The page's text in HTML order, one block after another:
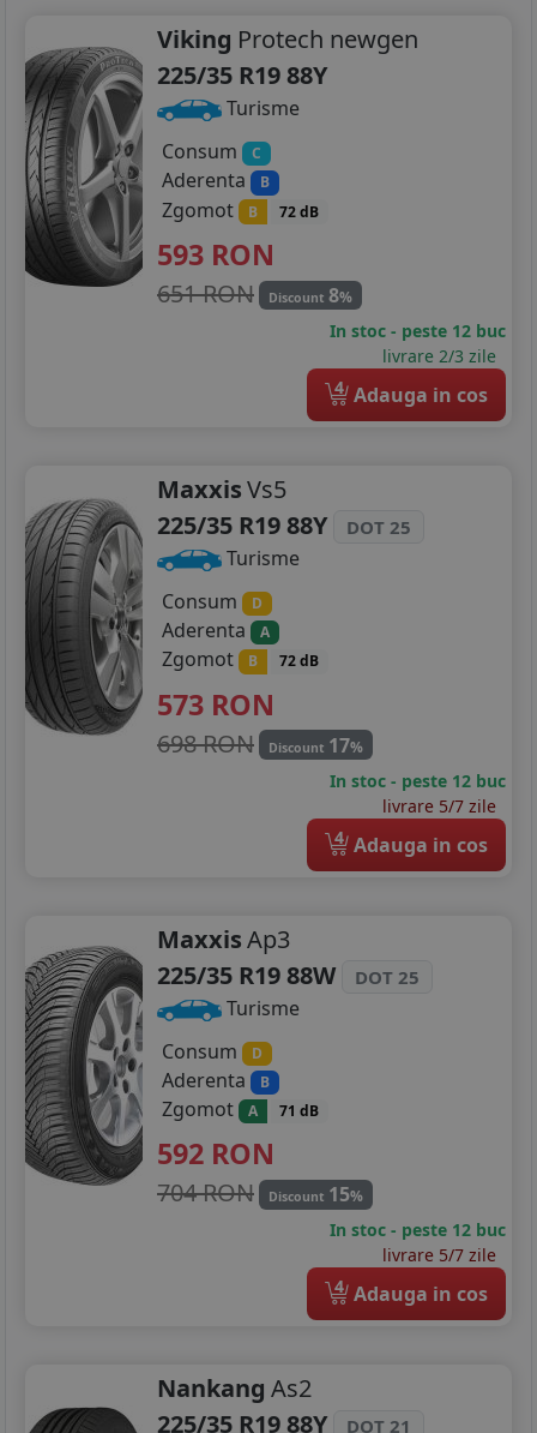
Viking Protech newgen
225/35 R19 88Y
Turisme
Consum
C
Aderenta B
Zgomot B 72 dB
593 RON
651 RON Discount 8%
In stoc - peste 12 buc
livrare 2/3 zile
4 Adauga in cos
MaxxisVs5
225/35 R19 88Y
DOT 25
Turisme
Consum
D
Aderenta A
Zgomot B 72 dB
573 RON
698 RON Discount 17%
In stoc - peste 12 buc
livrare 5/7 zile
4 Adauga in cos
MaxxisAp3
225/35 R19 88W
DOT 25
Turisme
Consum
D
Aderenta B
Zgomot A 71 dB
592 RON
704 RON Discount 15%
In stoc - peste 12 buc
livrare 5/7 zile
4 Adauga in cos
Nankang As2
225/35 R19 88Y
DOT 21